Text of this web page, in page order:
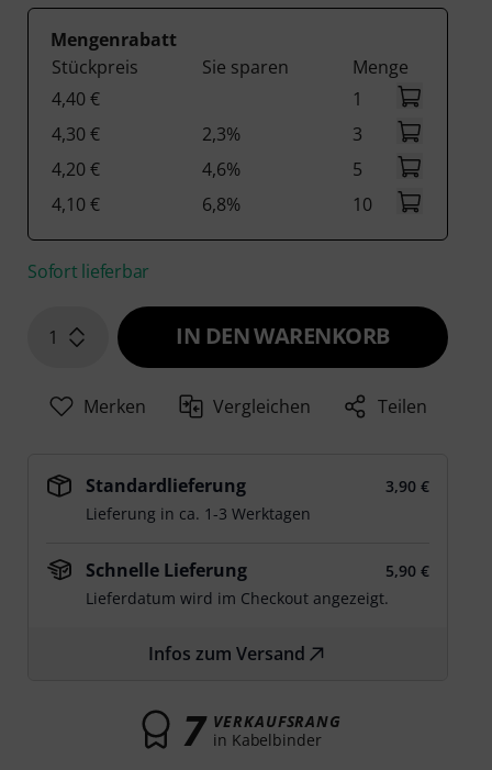
Mengenrabatt
Stückpreis
Sie sparen
Menge
4,40 €
1
4,30 €
2,3%
3
4,20 €
4,6%
5
4,10 €
6,8% 10
Sofort lieferbar
1 IN DEN WARENKORB
Merken Vergleichen Teilen
Standardlieferung
3,90 €
Lieferung in ca. 1-3 Werktagen
Schnelle Lieferung
5,90 €
Lieferdatum wird im Checkout angezeigt.
Infos zum Versand
7 VERKAUFSRANG
in Kabelbinder